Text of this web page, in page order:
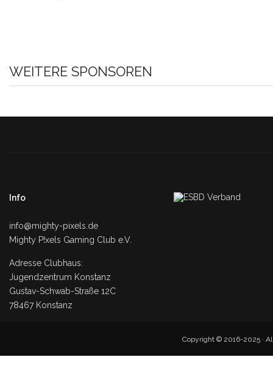
WEITERE SPONSOREN
Info
info@mighty-pixels.de
Mighty P!xels Gaming Club e.V.
Adresse Clubhaus:
Jugendzentrum Konstanz
Gustav-Schwab-Straße 12C
78467 Konstanz
Copyright © 2016-2025 ·